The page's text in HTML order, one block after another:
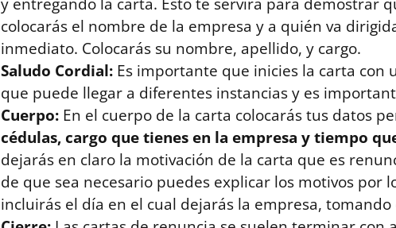
colocarás el nombre de la empresa y a quién va
inmediato. Colocarás su nombre, apellido, y cargo.
Saludo Cordial: Es importante que inicies la carta con
que puede llegar a diferentes instancias y es
Cuerpo: En el cuerpo de la carta colocarás tus datos
cédulas, cargo que tienes en la empresa y tiempo
dejarás en claro la motivación de la carta que es
de que sea necesario puedes explicar los motivos por
incluirás el día en el cual dejarás la empresa,